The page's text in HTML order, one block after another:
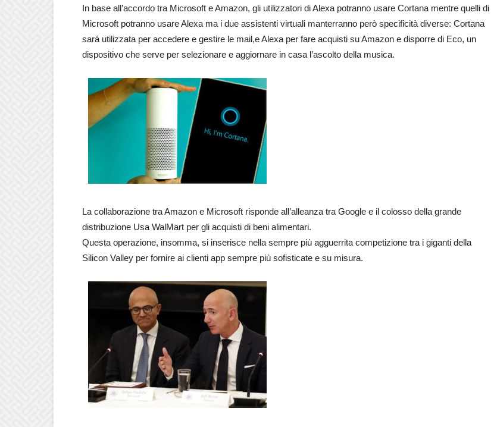
In base all’accordo tra Microsoft e Amazon, gli utilizzatori di Alexa potranno usare Cortana mentre quelli di
Microsoft potranno usare Alexa ma i due assistenti virtuali manterranno però specificità diverse: Cortana
sará utilizzata per accedere e gestire le mail,e Alexa per fare acquisti su Amazon e disporre di Eco, un
dispositivo che serve per selezionare e aggiornare in casa l’ascolto della musica.
La collaborazione tra Amazon e Microsoft risponde all’alleanza tra Google e il colosso della grande
distribuzione Usa WalMart per gli acquisti di beni alimentari.
Questa operazione, insomma, si inserisce nella sempre più agguerrita competizione tra i giganti della
Silicon Valley per fornire ai clienti app sempre più sofisticate e su misura.